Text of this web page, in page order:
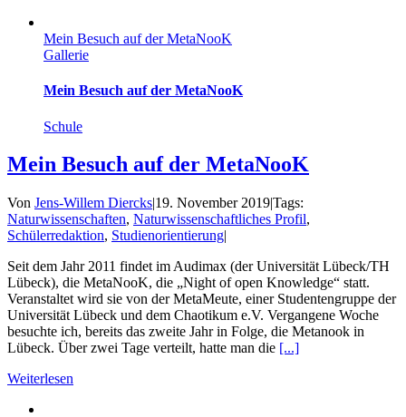
Mein Besuch auf der MetaNooK
Gallerie
Mein Besuch auf der MetaNooK
Schule
Mein Besuch auf der MetaNooK
Von Jens-Willem Diercks|19. November 2019|Tags:
Naturwissenschaften, Naturwissenschaftliches Profil,
Schülerredaktion, Studienorientierung|
Seit dem Jahr 2011 findet im Audimax (der Universität Lübeck/TH
Lübeck), die MetaNooK, die „Night of open Knowledge“ statt.
Veranstaltet wird sie von der MetaMeute, einer Studentengruppe der
Universität Lübeck und dem Chaotikum e.V. Vergangene Woche
besuchte ich, bereits das zweite Jahr in Folge, die Metanook in
Lübeck. Über zwei Tage verteilt, hatte man die [...]
Weiterlesen